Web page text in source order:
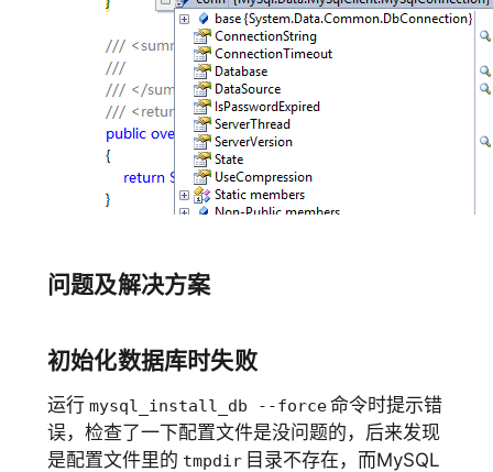
问题及解决方案
初始化数据库时失败
运行 mysql_install_db --force 命令时提示错
误，检查了一下配置文件是没问题的，后来发现
是配置文件里的 tmpdir 目录不存在，而MySQL